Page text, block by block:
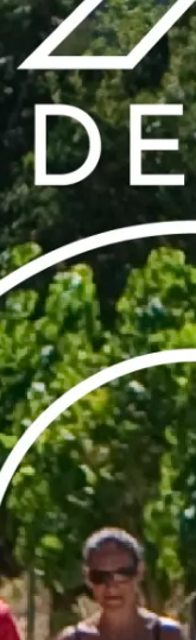
07
Le
2026
17:00
07
19:00